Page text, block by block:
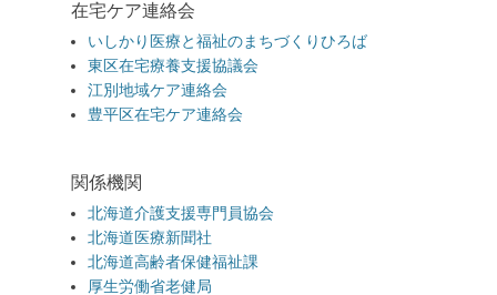
在宅ケア連絡会
いしかり医療と福祉のまちづくりひろば
東区在宅療養支援協議会
江別地域ケア連絡会
豊平区在宅ケア連絡会
関係機関
北海道介護支援専門員協会
北海道医療新聞社
北海道高齢者保健福祉課
厚生労働省老健局